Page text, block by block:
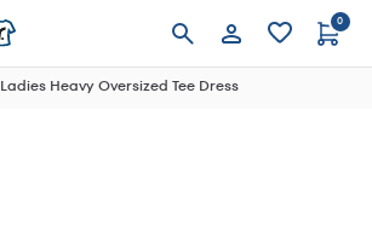
Anmelden
0
Ladies Heavy Oversized Tee Dress